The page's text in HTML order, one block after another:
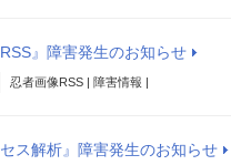
』障害発生のお知らせ
忍者画像RSS | 障害情報 |
ス解析』障害発生のお知らせ